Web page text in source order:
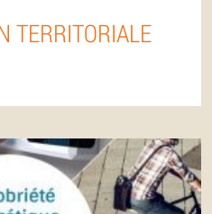
TERRITORIALE